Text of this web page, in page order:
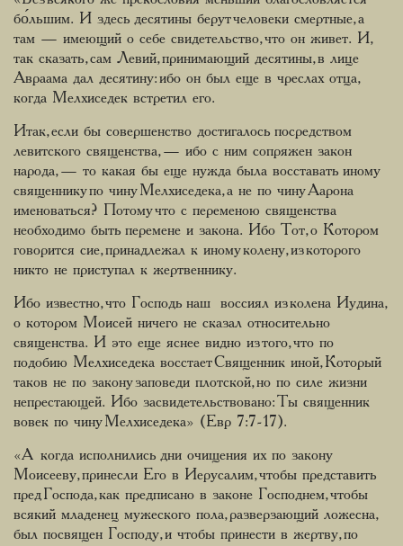
бо́льшим. И здесь десятины берут человеки смертные, а
там — имеющий о себе свидетельство, что он живет. И,
так сказать, сам Левий, принимающий десятины, в лице
Авраама дал десятину: ибо он был еще в чреслах отца,
когда Мелхиседек встретил его.
Итак, если бы совершенство достигалось посредством
левитского священства, — ибо с ним сопряжен закон
народа, — то какая бы еще нужда была восставать иному
священнику по чину Мелхиседека, а не по чину Аарона
именоваться? Потому что с переменою священства
необходимо быть перемене и закона. Ибо Тот, о Котором
говорится сие, принадлежал к иному колену, из которого
никто не приступал к жертвеннику.
Ибо известно, что Господь наш воссиял из колена Иудина,
о котором Моисей ничего не сказал относительно
священства. И это еще яснее видно из того, что по
подобию Мелхиседека восстает Священник иной, Который
таков не по закону заповеди плотской, но по силе жизни
непрестающей. Ибо засвидетельствовано: Ты священник
вовек по чину Мелхиседека» (Евр 7:7-17).
«А когда исполнились дни очищения их по закону
Моисееву, принесли Его в Иерусалим, чтобы представить
пред Господа, как предписано в законе Господнем, чтобы
всякий младенец мужеского пола, разверзающий ложесна,
был посвящен Господу, и чтобы принести в жертву, по